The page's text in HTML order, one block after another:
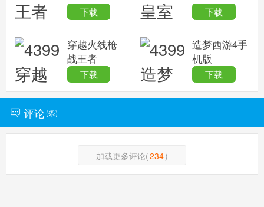
下载 下载
穿越火线枪
战王者
下载
造梦西游4手
机版
下载
评论(条)
加载更多评论(234)